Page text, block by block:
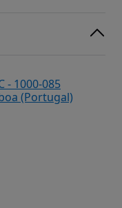
- 1000-085
(Portugal)